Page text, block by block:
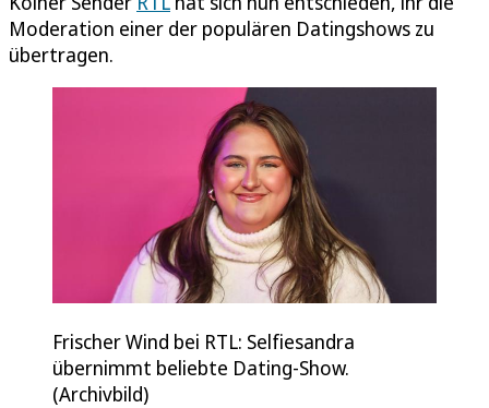
Moderation einer der populären Datingshows zu
übertragen.
Frischer Wind bei RTL: Selfiesandra
übernimmt beliebte Dating-Show.
(Archivbild)